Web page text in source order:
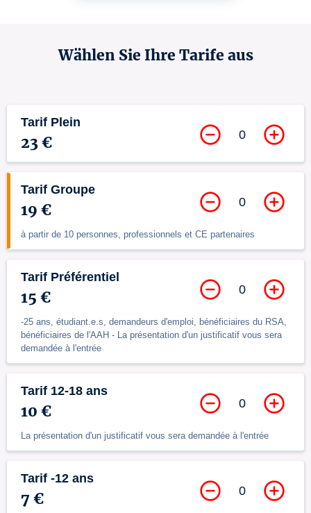
Wählen Sie Ihre Tarife aus
Tarif Plein
23 € 0
Tarif Groupe
19 €
à partir de 10 personnes, professionnels et CE partenaires
0
Tarif Préférentiel
15 €
-25 ans, étudiant.e.s, demandeurs d'emploi, bénéficiaires du RSA,
bénéficiaires de l'AAH - La présentation d'un justificatif vous sera
demandée à l'entrée
0
Tarif 12-18 ans
10 €
La présentation d'un justificatif vous sera demandée à l'entrée
0
Tarif -12 ans
7 € 0